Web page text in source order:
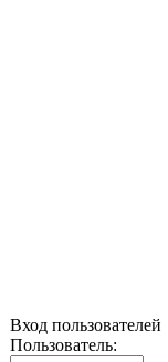
Вход пользователей
Пользователь: